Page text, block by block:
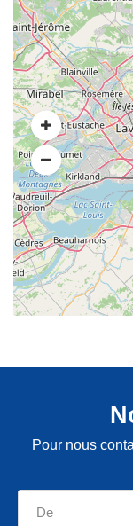
Pour nous